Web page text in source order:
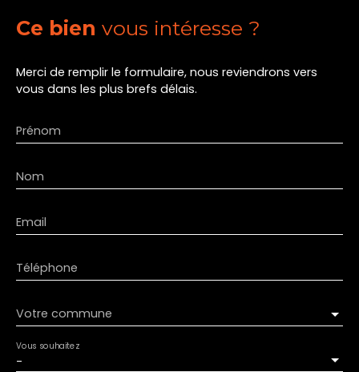
Ce bien vous intéresse ?
Merci de remplir le formulaire, nous reviendrons vers
vous dans les plus brefs délais.
Prénom
Nom
Email
Téléphone
Votre commune
-
Vous souhaitez